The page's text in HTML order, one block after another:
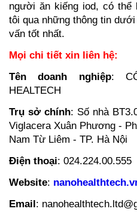
người ăn kiếng iod, có
tôi qua những thông tin
vấn tốt nhất.
Mọi chi tiết xin liên hệ:
Tên doanh nghiệp:
HEALTECH
Trụ sở chính: Số nhà
Viglacera Xuân Phương -
Nam Từ Liêm - TP. Hà Nội
Điện thoại: 024.224.00.555
Website:
Email: